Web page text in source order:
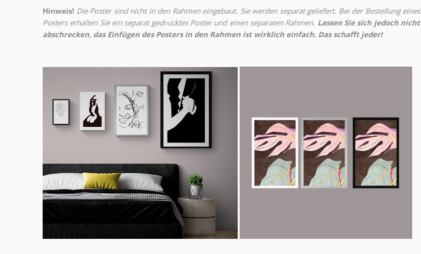
Hinweis! Die Poster sind nicht in den Rahmen eingebaut. Sie werden separat geliefert. Bei der Bestellung eines
Posters erhalten Sie ein separat gedrucktes Poster und einen separaten Rahmen. Lassen Sie sich jedoch nicht
abschrecken, das Einfügen des Posters in den Rahmen ist wirklich einfach. Das schafft jeder!